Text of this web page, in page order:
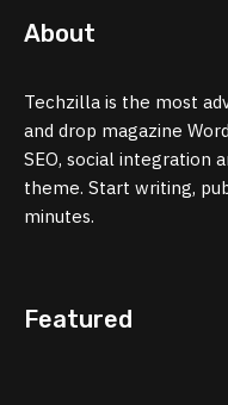
About
Techzilla is the most
and drop magazine
SEO, social integration
theme. Start writing,
minutes.
Featured